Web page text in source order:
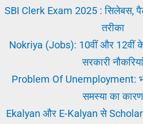
SBI Clerk Exam 2025 : सिलेबस,
तरीका
Nokriya (Jobs): 10वीं और 12वीं के
सरकारी नौकरियां
Problem Of Unemployment:
समस्या का कारण
Ekalyan और E-Kalyan से